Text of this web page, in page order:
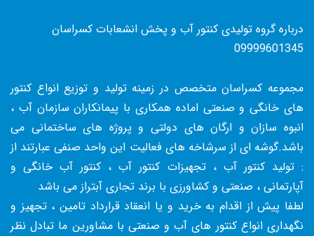
درباره گروه تولیدی کنتور آب و پخش انشعابات کسراسان
09999601345
مجموعه کسراسان متخصص در زمینه تولید و توزیع انواع کنتور
های خانگی و صنعتی اماده همکاری با پیمانکاران سازمان آب ،
انبوه سازان و ارگان های دولتی و پروژه های ساختمانی می
باشد.گوشه ای از سرشاخه های فعالیت این واحد صنفی عبارتند از
: تولید کنتور آب ، تجهیزات کنتور آب ، کنتور آب خانگی و
آپارتمانی ، صنعتی و کشاورزی با برند تجاری آبتراز می باشد
لطفا پیش از اقدام به خرید و یا انعقاد قرارداد تامین ، تجهیز و
نگهداری انواع کنتور های آب و صنعتی با مشاورین ما تبادل نظر